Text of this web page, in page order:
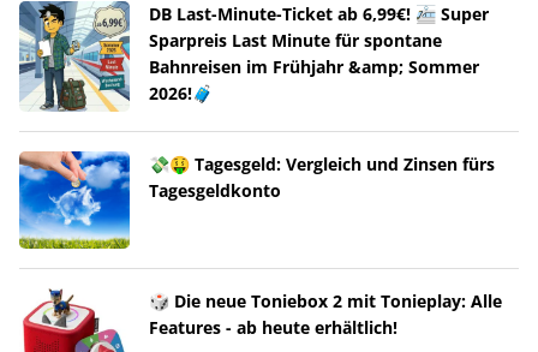
DB Last-Minute-Ticket ab 6,99€! 🚈 Super
Sparpreis Last Minute für spontane
Bahnreisen im Frühjahr &amp; Sommer
2026!🧳
💸🤑 Tagesgeld: Vergleich und Zinsen fürs
Tagesgeldkonto
🎲 Die neue Toniebox 2 mit Tonieplay: Alle
Features - ab heute erhältlich!